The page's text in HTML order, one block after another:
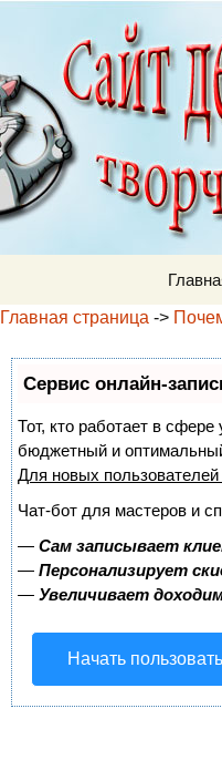
Главная страница ->
Сервис онлайн-
Тот, кто работает в
бюджетный и
Для новых пользователей
Чат-бот для мастеров и
— Сам записывает
— Персонализирует
— Увеличивает
Начать